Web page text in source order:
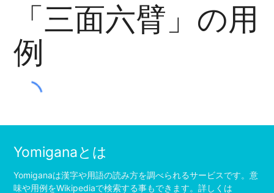
「三面六臂」の用
例
Yomiganaとは
Yomiganaは漢字や用語の読み方を調べられるサービスです。意
味や用例をWikipediaで検索する事もできます。詳しくは